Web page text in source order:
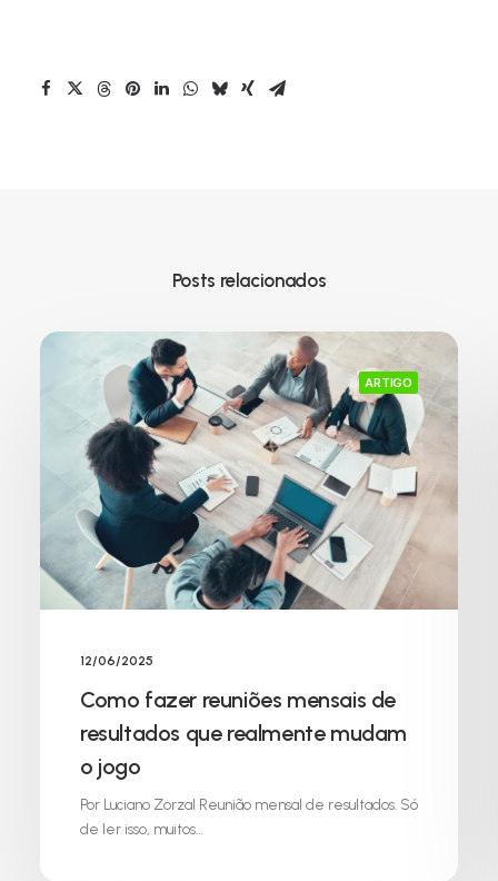
Posts relacionados
ARTIGO
12/06/2025
Como fazer reuniões mensais de
resultados que realmente mudam
o jogo
Por Luciano Zorzal Reunião mensal de resultados. Só
de ler isso, muitos…